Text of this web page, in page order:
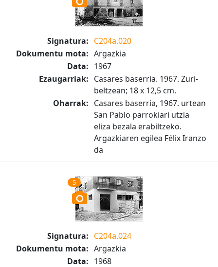
Signatura: C204a.020
Dokumentu mota: Argazkia
Data: 1967
Ezaugarriak: Casares baserria. 1967. Zuri-
beltzean; 18 x 12,5 cm.
Oharrak: Casares baserria, 1967. urtean
San Pablo parrokiari utzia
eliza bezala erabiltzeko.
Argazkiaren egilea Félix Iranzo
da
5
Signatura: C204a.024
Dokumentu mota: Argazkia
Data: 1968